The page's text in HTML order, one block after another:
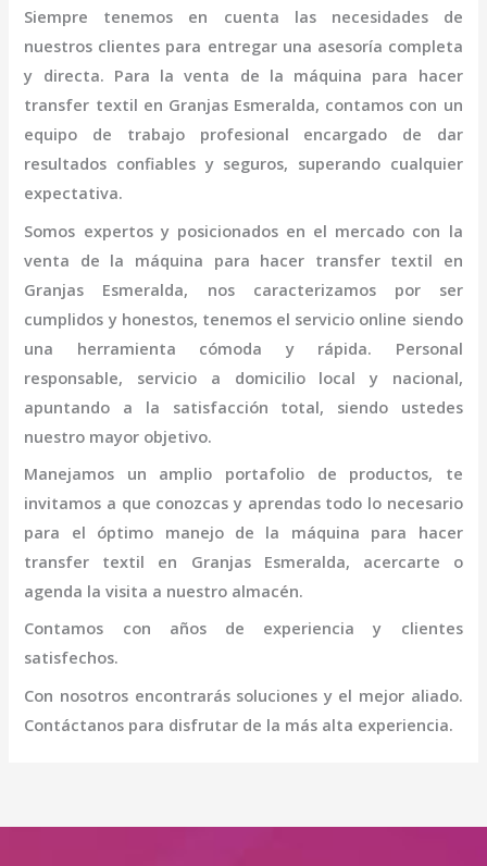
Siempre tenemos en cuenta las necesidades de
nuestros clientes para entregar una asesoría completa
y directa. Para la venta de la máquina para hacer
transfer textil en Granjas Esmeralda, contamos con un
equipo de trabajo profesional encargado de dar
resultados confiables y seguros, superando cualquier
expectativa.
Somos expertos y posicionados en el mercado con la
venta de la máquina para hacer transfer textil en
Granjas Esmeralda, nos caracterizamos por ser
cumplidos y honestos, tenemos el servicio online siendo
una herramienta cómoda y rápida. Personal
responsable, servicio a domicilio local y nacional,
apuntando a la satisfacción total, siendo ustedes
nuestro mayor objetivo.
Manejamos un amplio portafolio de productos, te
invitamos a que conozcas y aprendas todo lo necesario
para el óptimo manejo de la máquina para hacer
transfer textil
en Granjas Esmeralda, acercarte o
agenda la visita a nuestro almacén.
Contamos con años de experiencia y clientes
satisfechos.
Con nosotros encontrarás soluciones y el mejor aliado.
Contáctanos para disfrutar de la más alta experiencia.